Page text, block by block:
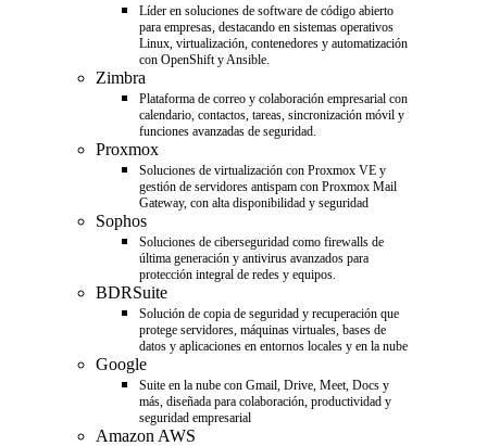
Líder en soluciones de software de código abierto
para empresas, destacando en sistemas operativos
Linux, virtualización, contenedores y automatización
con OpenShift y Ansible.
Zimbra
Plataforma de correo y colaboración empresarial con
calendario, contactos, tareas, sincronización móvil y
funciones avanzadas de seguridad.
Proxmox
Soluciones de virtualización con Proxmox VE y
gestión de servidores antispam con Proxmox Mail
Gateway, con alta disponibilidad y seguridad
Sophos
Soluciones de ciberseguridad como firewalls de
última generación y antivirus avanzados para
protección integral de redes y equipos.
BDRSuite
Solución de copia de seguridad y recuperación que
protege servidores, máquinas virtuales, bases de
datos y aplicaciones en entornos locales y en la nube
Google
Suite en la nube con Gmail, Drive, Meet, Docs y
más, diseñada para colaboración, productividad y
seguridad empresarial
Amazon AWS